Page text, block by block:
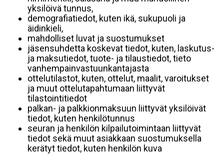
yksilöivä tunnus,
demografiatiedot, kuten ikä, sukupuoli ja
äidinkieli,
mahdolliset luvat ja suostumukset
jäsensuhdetta koskevat tiedot, kuten, laskutus-
ja maksutiedot, tuote- ja tilaustiedot, tieto
vanhempainvastuunkantajasta
ottelutilastot, kuten, ottelut, maalit, varoitukset
ja muut ottelutapahtumaan liittyvät
tilastointitiedot
palkan- ja palkkionmaksuun liittyvät yksilöivät
tiedot, kuten henkilötunnus
seuran ja henkilön kilpailutoimintaan liittyvät
tiedot sekä muut asiakkaan suostumuksella
kerätyt tiedot, kuten henkilön kuva